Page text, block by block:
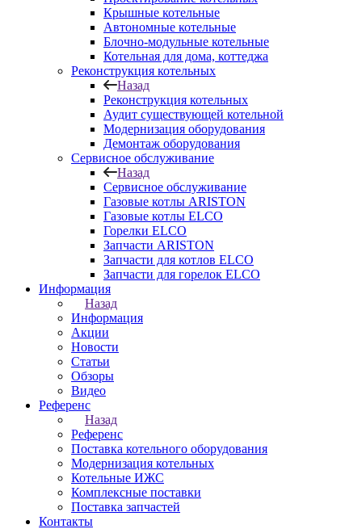
Крышные котельные
Автономные котельные
Блочно-модульные котельные
Котельная для дома, коттеджа
Реконструкция котельных
Назад
Реконструкция котельных
Аудит существующей котельной
Модернизация оборудования
Демонтаж оборудования
Сервисное обслуживание
Назад
Сервисное обслуживание
Газовые котлы ARISTON
Газовые котлы ELCO
Горелки ELCO
Запчасти ARISTON
Запчасти для котлов ELCO
Запчасти для горелок ELCO
Информация
Назад
Информация
Акции
Новости
Статьи
Обзоры
Видео
Референс
Назад
Референс
Поставка котельного оборудования
Модернизация котельных
Котельные ИЖС
Комплексные поставки
Поставка запчастей
Контакты